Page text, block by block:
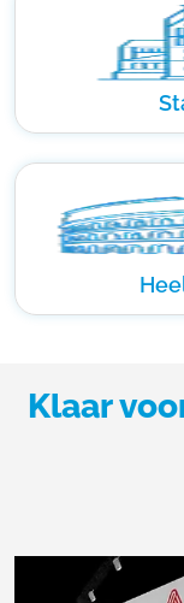
Klaar